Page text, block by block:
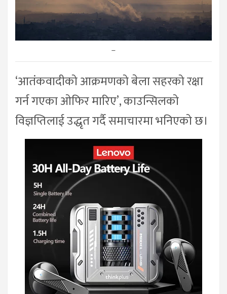
–
‘आतंकवादीको आक्रमणको बेला सहरको रक्षा
गर्न गएका ओफिर मारिए’, काउन्सिलको
विज्ञप्तिलाई उद्धृत गर्दै समाचारमा भनिएको छ।